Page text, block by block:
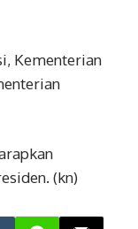
Kementerian
(kn)